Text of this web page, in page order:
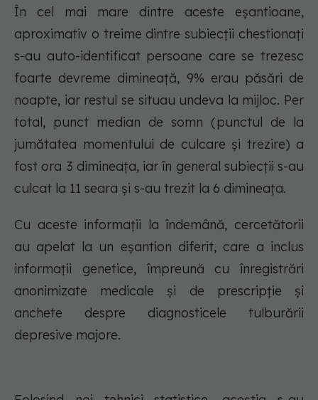
În cel mai mare dintre aceste eșantioane,
aproximativ o treime dintre subiecții chestionați
s-au auto-identificat persoane care se trezesc
foarte devreme dimineață, 9% erau păsări de
noapte, iar restul se situau undeva la mijloc. Per
total, punct median de somn (punctul de la
jumătatea momentului de culcare și trezire) a
fost ora 3 dimineața, iar în general subiecții s-au
culcat la 11 seara și s-au trezit la 6 dimineața.
Cu aceste informații la îndemână, cercetătorii
au apelat la un eșantion diferit, care a inclus
informații genetice, împreună cu înregistrări
anonimizate medicale și de prescripție și
anchete despre diagnosticele tulburării
depresive majore.